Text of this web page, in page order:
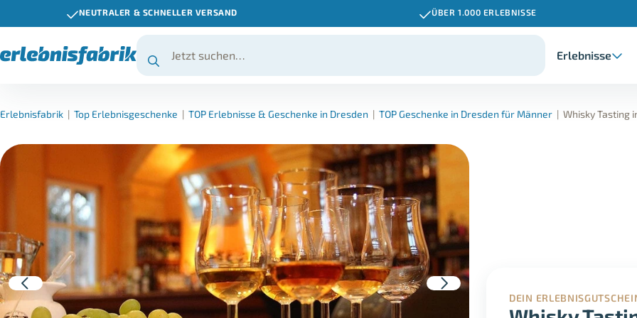
NEUTRALER & SCHNELLER VERSAND ÜBER 1.000 ERLEBNISSE
Erlebnisse
Erlebnisfabrik | Top Erlebnisgeschenke | TOP Erlebnisse & Geschenke in Dresden | TOP Geschenke in Dresden für Männer | Whisky Tasting
DEIN